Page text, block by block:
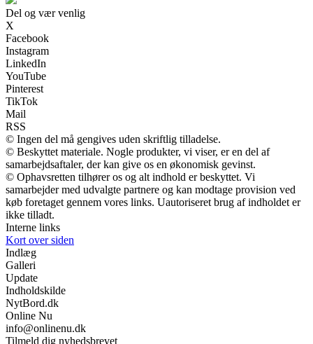
Del og vær venlig
X
Facebook
Instagram
LinkedIn
YouTube
Pinterest
TikTok
Mail
RSS
© Ingen del må gengives uden skriftlig tilladelse.
© Beskyttet materiale. Nogle produkter, vi viser, er en del af
samarbejdsaftaler, der kan give os en økonomisk gevinst.
© Ophavsretten tilhører os og alt indhold er beskyttet. Vi
samarbejder med udvalgte partnere og kan modtage provision ved
køb foretaget gennem vores links. Uautoriseret brug af indholdet er
ikke tilladt.
Interne links
Kort over siden
Indlæg
Galleri
Update
Indholdskilde
NytBord.dk
Online Nu
info@onlinenu.dk
Tilmeld dig nyhedsbrevet